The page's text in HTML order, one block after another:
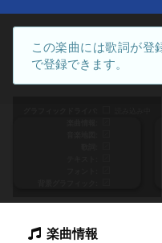
この楽曲には歌詞が登
で登録できます。
楽曲情報